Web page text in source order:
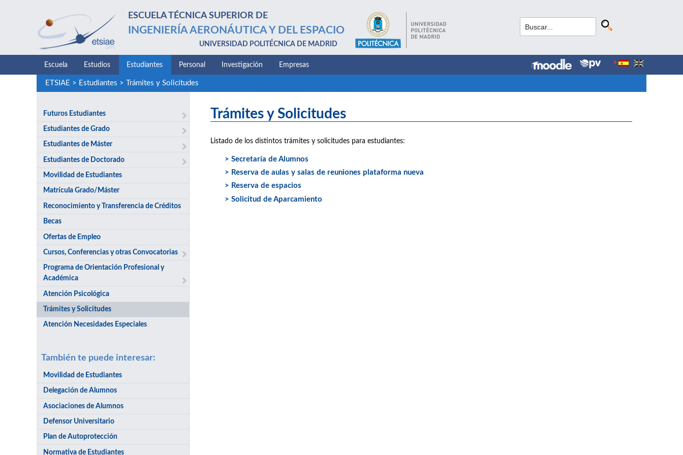
ESCUELA TÉCNICA SUPERIOR DE
INGENIERÍA AERONÁUTICA Y DEL ESPACIO
UNIVERSIDAD POLITÉCNICA DE MADRID
Escuela Estudios Estudiantes Personal Investigación Empresas
ETSIAE > Estudiantes > Trámites y Solicitudes
Futuros Estudiantes
Estudiantes de Grado
Estudiantes de Máster
Estudiantes de Doctorado
Movilidad de Estudiantes
Matrícula Grado/Máster
Reconocimiento y Transferencia de Créditos
Becas
Ofertas de Empleo
Cursos, Conferencias y otras Convocatorias
Programa de Orientación Profesional y
Académica
Atención Psicológica
Trámites y Solicitudes
Atención Necesidades Especiales
También te puede interesar:
Movilidad de Estudiantes
Delegación de Alumnos
Asociaciones de Alumnos
Defensor Universitario
Plan de Autoprotección
Normativa de Estudiantes
Trámites y Solicitudes
Listado de los distintos trámites y solicitudes para estudiantes:
> Secretaría de Alumnos
> Reserva de aulas y salas de reuniones plataforma nueva
> Reserva de espacios
> Solicitud de Aparcamiento